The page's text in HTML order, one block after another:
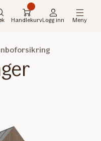
HandlekurvLogg inn Meny